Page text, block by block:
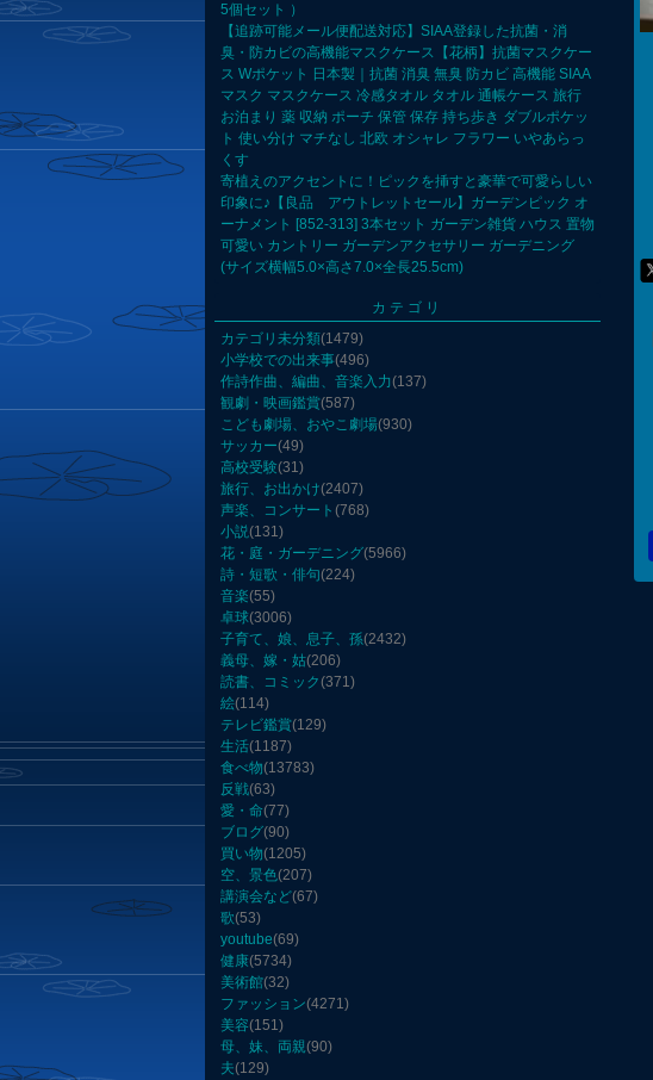
5個セット ）
【追跡可能メール便配送対応】SIAA登録した抗菌・消
臭・防カビの高機能マスクケース【花柄】抗菌マスクケー
ス Wポケット 日本製｜抗菌 消臭 無臭 防カビ 高機能 SIAA
マスク マスクケース 冷感タオル タオル 通帳ケース 旅行
お泊まり 薬 収納 ポーチ 保管 保存 持ち歩き ダブルポケッ
ト 使い分け マチなし 北欧 オシャレ フラワー いやあらっ
くす
寄植えのアクセントに！ピックを挿すと豪華で可愛らしい
印象に♪【良品 アウトレットセール】ガーデンピック オ
ーナメント [852-313] 3本セット ガーデン雑貨 ハウス 置物
可愛い カントリー ガーデンアクセサリー ガーデニング
(サイズ横幅5.0×高さ7.0×全長25.5cm)
カテゴリ
カテゴリ未分類(1479)
小学校での出来事(496)
作詩作曲、編曲、音楽入力(137)
観劇・映画鑑賞(587)
こども劇場、おやこ劇場(930)
サッカー(49)
高校受験(31)
旅行、お出かけ(2407)
声楽、コンサート (768)
小説(131)
花・庭・ガーデニング(5966)
詩・短歌・俳句(224)
音楽(55)
卓球(3006)
子育て、娘、息子、孫(2432)
義母、嫁・姑(206)
読書、コミック(371)
絵(114)
テレビ鑑賞(129)
生活(1187)
食べ物(13783)
反戦(63)
愛・命(77)
ブログ(90)
買い物(1205)
空、景色(207)
講演会など(67)
歌(53)
youtube(69)
健康(5734)
美術館(32)
ファッション(4271)
美容(151)
母、妹、両親(90)
夫(129)